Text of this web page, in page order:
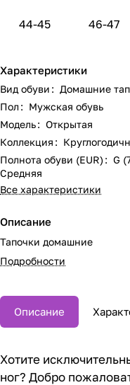
44-45 46-47
Характеристики
Вид обуви : Домашние
Пол : Мужская обувь
Модель: Открытая
Коллекция :
Полнота обуви (EUR) : G
Средняя
Все характеристики
Описание
Тапочки домашние
Подробности
Описание
Хотите
ног? Добро